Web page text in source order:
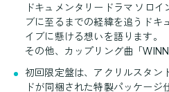
ドキュメンタリードラマ ソロ
ブに至るまでの経緯を追うドキ
イブに懸ける想いを語ります。
その他、カップリング曲「
初回限定盤は、アクリルスタン
ドが同梱された特製パッケージ